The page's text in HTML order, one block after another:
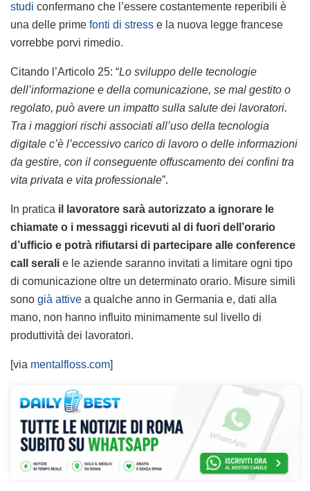
studi confermano che l’essere costantemente reperibili è
una delle prime fonti di stress e la nuova legge francese
vorrebbe porvi rimedio.
Citando l’Articolo 25: “Lo sviluppo delle tecnologie
dell’informazione e della comunicazione, se mal gestito o
regolato, può avere un impatto sulla salute dei lavoratori.
Tra i maggiori rischi associati all’uso della tecnologia
digitale c’è l’eccessivo carico di lavoro o delle informazioni
da gestire, con il conseguente offuscamento dei confini tra
vita privata e vita professionale”.
In pratica il lavoratore sarà autorizzato a ignorare le
chiamate o i messaggi ricevuti al di fuori dell’orario
d’ufficio e potrà rifiutarsi di partecipare alle conference
call serali e le aziende saranno invitati a limitare ogni tipo
di comunicazione oltre un determinato orario. Misure simili
sono già attive a qualche anno in Germania e, dati alla
mano, non hanno influito minimamente sul livello di
produttività dei lavoratori.
[via mentalfloss.com]